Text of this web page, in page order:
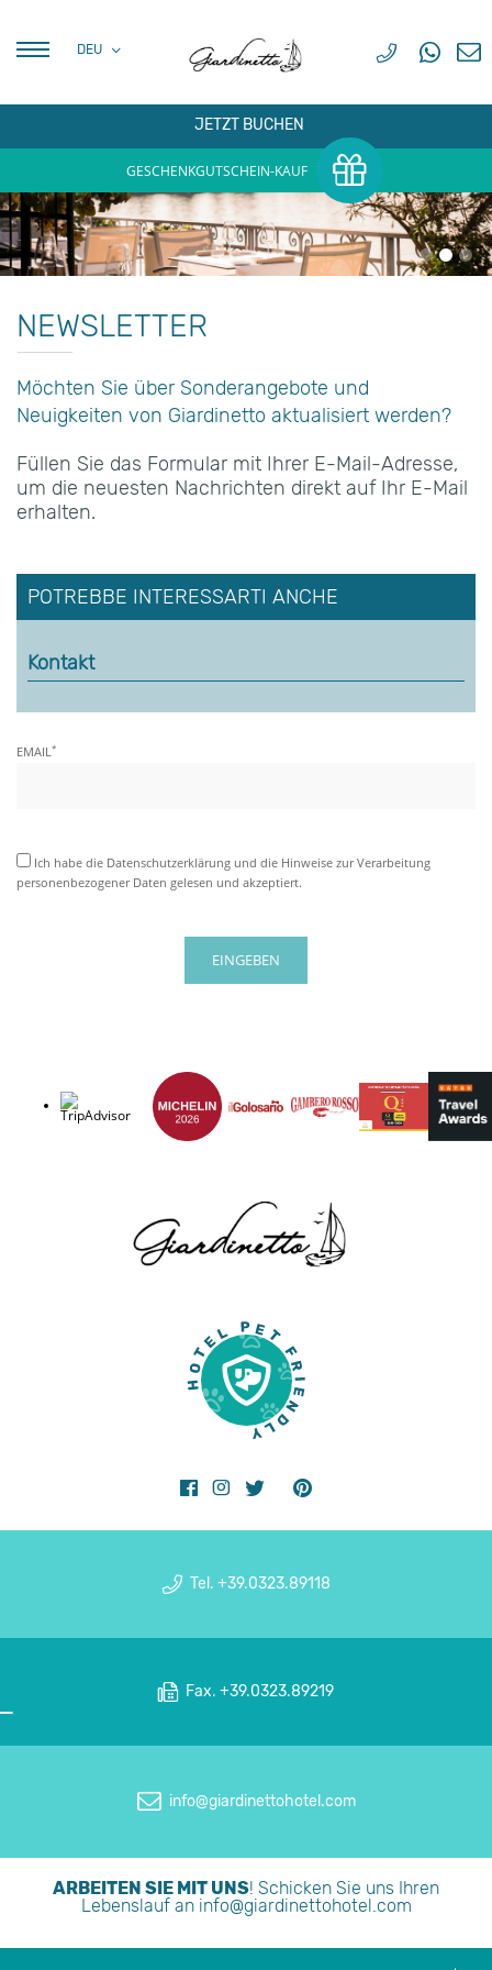
DEU
JETZT BUCHEN
GESCHENKGUTSCHEIN-KAUF
NEWSLETTER
Möchten Sie über Sonderangebote und
Neuigkeiten von Giardinetto aktualisiert werden?
Füllen Sie das Formular mit Ihrer E-Mail-Adresse,
um die neuesten Nachrichten direkt auf Ihr E-Mail
erhalten.
POTREBBE INTERESSARTI ANCHE
Kontakt
EMAIL*
Ich habe die Datenschutzerklärung und die Hinweise zur Verarbeitung
personenbezogener Daten gelesen und akzeptiert.
Tel. +39.0323.89118
Fax. +39.0323.89219
info@giardinettohotel.com
ARBEITEN SIE MIT UNS! Schicken Sie uns Ihren
Lebenslauf an info@giardinettohotel.com